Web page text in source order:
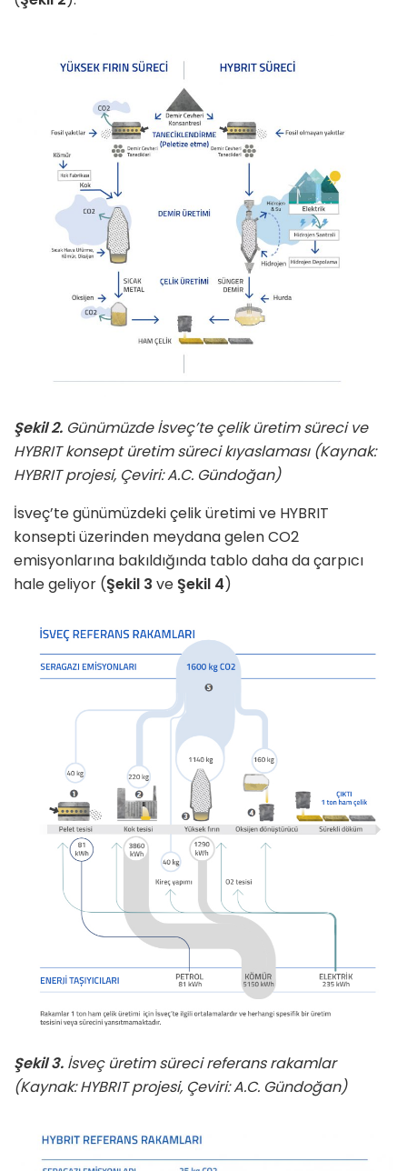
Şekil 2. Günümüzde İsveç’te çelik üretim süreci ve
HYBRIT konsept üretim süreci kıyaslaması (Kaynak:
HYBRIT projesi, Çeviri: A.C. Gündoğan)
İsveç’te günümüzdeki çelik üretimi ve HYBRIT
konsepti üzerinden meydana gelen CO2
emisyonlarına bakıldığında tablo daha da çarpıcı
hale geliyor (Şekil 3 ve Şekil 4)
Şekil 3. İsveç üretim süreci referans rakamlar
(Kaynak: HYBRIT projesi, Çeviri: A.C. Gündoğan)